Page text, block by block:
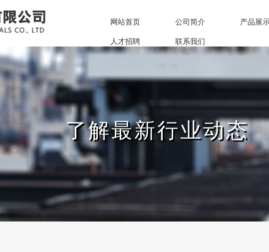
网站首页 公司简介 产品展
人才招聘 联系我们
了解最新行业动态